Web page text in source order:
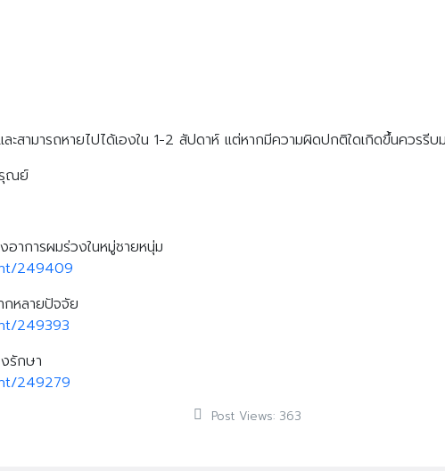
ละสามารถหายไปได้เองใน 1-2 สัปดาห์ แต่หากมีความผิดปกติใดเกิดขึ้นควร
รุณย์
อาการผมร่วงในหมู่ชายหนุ่ม
249409
กหลายปัจจัย
249393
รักษา
249279
Post Views: 363